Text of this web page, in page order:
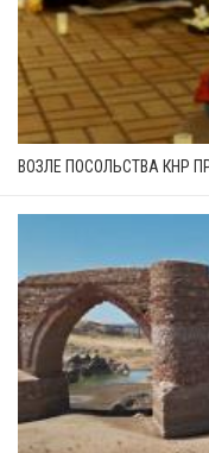
ВОЗЛЕ ПОСОЛЬСТВА КНР